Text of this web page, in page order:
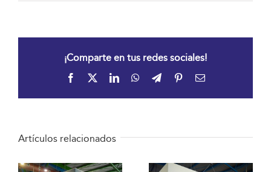
¡Comparte en tus redes sociales!
Facebook LinkedInWhatsApp
TelegramPinterestCorreo
Artículos relacionados